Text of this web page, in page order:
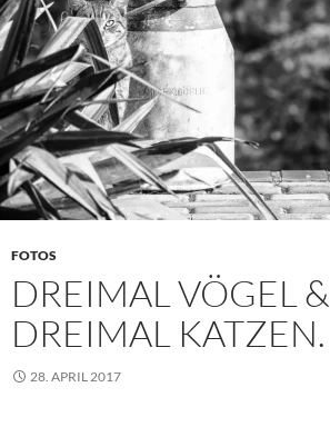
FOTOS
DREIMAL VÖGEL &
DREIMAL KATZEN.
28. APRIL 2017